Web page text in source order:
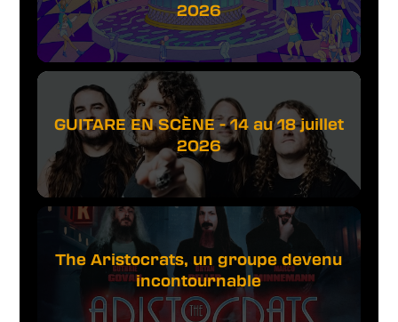
2026
GUITARE EN SCÈNE - 14 au 18 juillet
2026
The Aristocrats, un groupe devenu
incontournable